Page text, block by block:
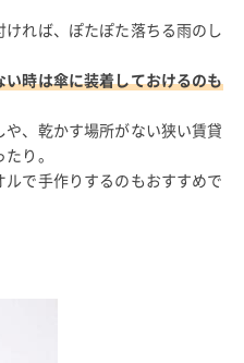
れば、ぽたぽた落ちる雨のし
時は傘に装着しておけるのも
、乾かす場所がない狭い賃貸
り。
で手作りするのもおすすめで